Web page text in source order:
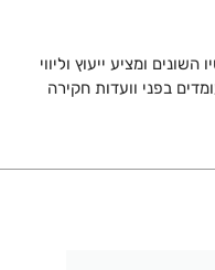
ומציע ייעוץ וליווי
בפני וועדות חקירה